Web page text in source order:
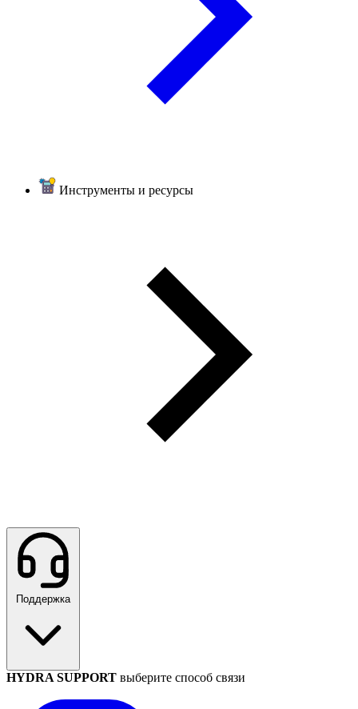
Инструменты и ресурсы
Поддержка
HYDRA SUPPORT выберите способ связи